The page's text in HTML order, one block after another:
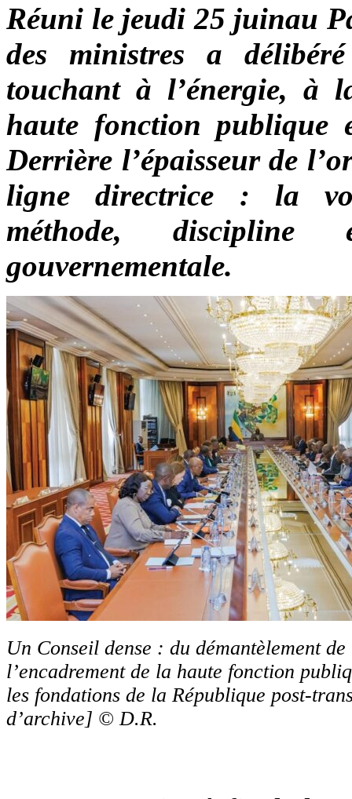
Réuni le jeudi 25 juinau
des ministres a
touchant à l’énergie, à
haute fonction publique
Derrière l’épaisseur de
ligne directrice : la
méthode,
gouvernementale.
Un Conseil dense : du démantèlement
l’encadrement de la haute fonction
les fondations de la République post-
d’archive] © D.R.